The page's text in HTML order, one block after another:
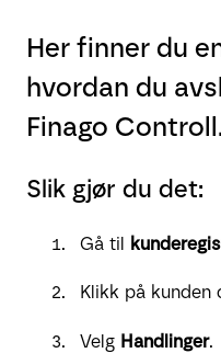
Her finner du
hvordan du
Finago
Slik gjør du det:
Gå til
Klikk på kunden
Velg Handlinger.